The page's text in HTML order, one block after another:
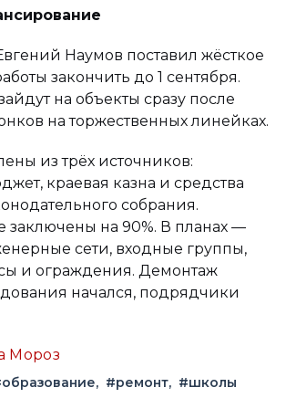
Наумов поставил жёсткое
закончить до 1 сентября.
на объекты сразу после
на торжественных линейках.
из трёх источников:
краевая казна и средства
собрания.
заключены на 90%. В планах —
сети, входные группы,
и ограждения. Демонтаж
начался, подрядчики
Мороз
#ремонт #школы